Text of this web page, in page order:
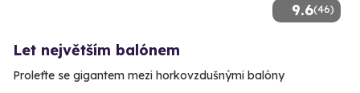
9.6(46)
Let největším balónem
Proleťte se gigantem mezi horkovzdušnými balóny